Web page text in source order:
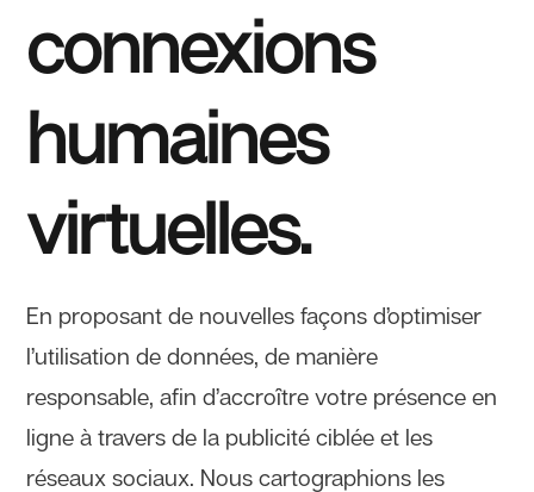
connexions
humaines
virtuelles.
En proposant de nouvelles façons d’optimiser
l’utilisation de données, de manière
responsable, afin d’accroître votre présence en
ligne à travers de la publicité ciblée et les
réseaux sociaux. Nous cartographions les